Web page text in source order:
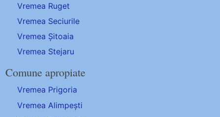
Vremea Ruget
Vremea Seciurile
Vremea Șitoaia
Vremea Stejaru
Comune apropiate
Vremea Prigoria
Vremea Alimpești